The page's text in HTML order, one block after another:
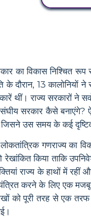
का विकास निश्चित
के दौरान, 13
थीं। राज्य सरकारों ने
सरकार कैसे बनाएंगे?
जिसने उस समय के कई
गणराज्य का
किया ताकि
राज्य के हाथों में
करने के लिए एक
को पूरी तरह से एक तरफ